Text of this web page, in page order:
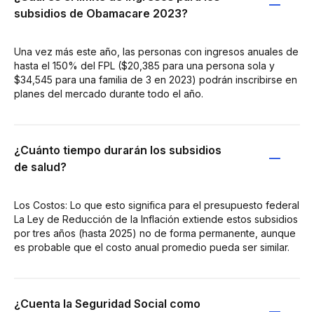
subsidios de Obamacare 2023?
Una vez más este año, las personas con ingresos anuales de
hasta el 150% del FPL ($20,385 para una persona sola y
$34,545 para una familia de 3 en 2023) podrán inscribirse en
planes del mercado durante todo el año.
¿Cuánto tiempo durarán los subsidios
de salud?
Los Costos: Lo que esto significa para el presupuesto federal
La Ley de Reducción de la Inflación extiende estos subsidios
por tres años (hasta 2025) no de forma permanente, aunque
es probable que el costo anual promedio pueda ser similar.
¿Cuenta la Seguridad Social como